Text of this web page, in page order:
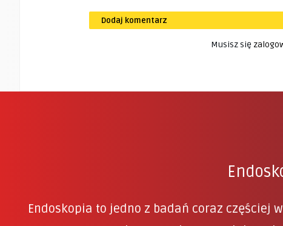
Dodaj komentarz
Musisz się
Endoskopia to jedno z badań coraz